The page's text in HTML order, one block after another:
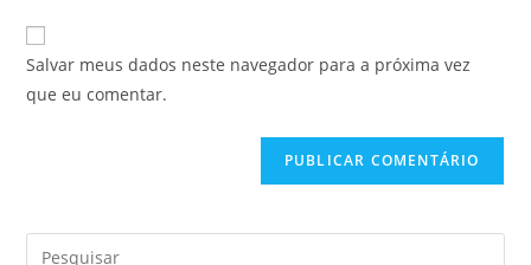
Salvar meus dados neste navegador para a próxima vez
que eu comentar.